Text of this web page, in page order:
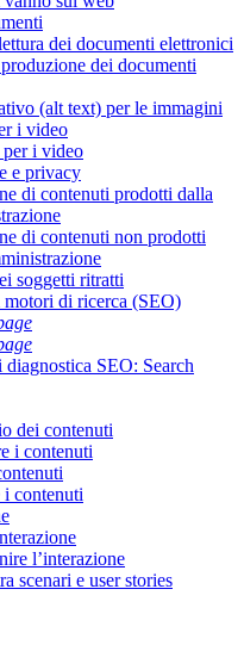
dei documenti elettronici
dei documenti
(alt text) per le immagini
i video
i video
e privacy
di contenuti prodotti dalla
di contenuti non prodotti
soggetti ritratti
di ricerca (SEO)
SEO: Search
dei contenuti
i contenuti
contenuti
l’interazione
scenari e user stories